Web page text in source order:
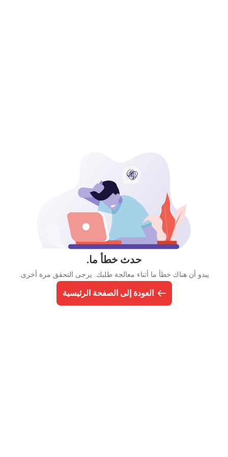
حدث خطأ ما.
يبدو أن هناك خطأ ما أثناء معالجة طلبك. يرجى التحقق مرة أخرى.
العودة إلى الصفحة الرئيسية